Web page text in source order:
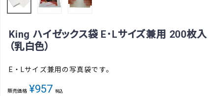
King ハイゼックス袋 E･Lサイズ兼用 200枚入
（乳白色）
E・Lサイズ兼用の写真袋です。
販売価格 ¥957 税込